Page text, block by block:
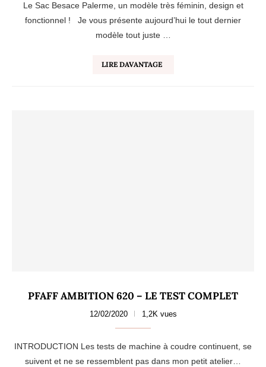
Le Sac Besace Palerme, un modèle très féminin, design et
fonctionnel ! Je vous présente aujourd’hui le tout dernier
modèle tout juste …
LIRE DAVANTAGE
PFAFF AMBITION 620 – LE TEST COMPLET
12/02/2020 1,2K vues
INTRODUCTION Les tests de machine à coudre continuent, se
suivent et ne se ressemblent pas dans mon petit atelier…